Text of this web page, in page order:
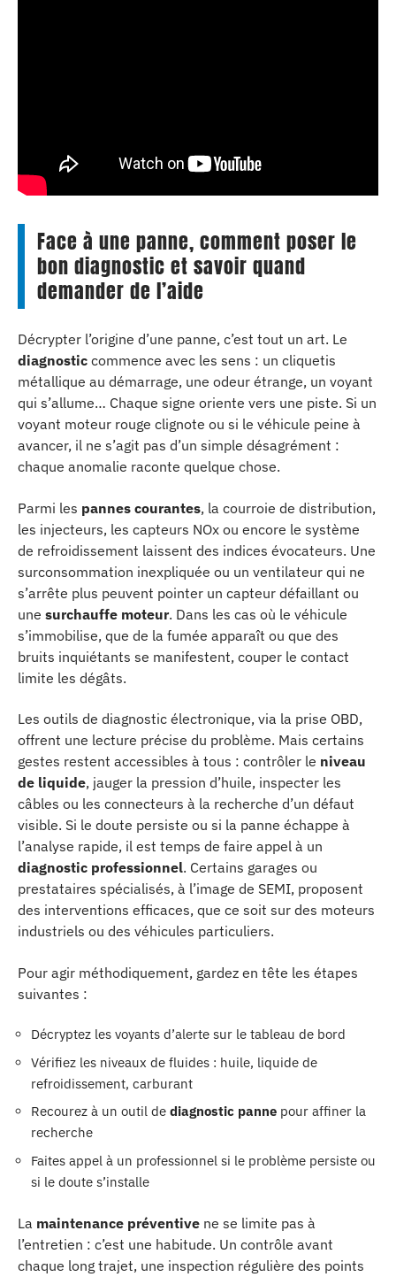
Face à une panne, comment poser le
bon diagnostic et savoir quand
demander de l’aide
Décrypter l’origine d’une panne, c’est tout un art. Le
diagnostic commence avec les sens : un cliquetis
métallique au démarrage, une odeur étrange, un voyant
qui s’allume… Chaque signe oriente vers une piste. Si un
voyant moteur rouge clignote ou si le véhicule peine à
avancer, il ne s’agit pas d’un simple désagrément :
chaque anomalie raconte quelque chose.
Parmi les pannes courantes, la courroie de distribution,
les injecteurs, les capteurs NOx ou encore le système
de refroidissement laissent des indices évocateurs. Une
surconsommation inexpliquée ou un ventilateur qui ne
s’arrête plus peuvent pointer un capteur défaillant ou
une surchauffe moteur. Dans les cas où le véhicule
s’immobilise, que de la fumée apparaît ou que des
bruits inquiétants se manifestent, couper le contact
limite les dégâts.
Les outils de diagnostic électronique, via la prise OBD,
offrent une lecture précise du problème. Mais certains
gestes restent accessibles à tous : contrôler le niveau
de liquide, jauger la pression d’huile, inspecter les
câbles ou les connecteurs à la recherche d’un défaut
visible. Si le doute persiste ou si la panne échappe à
l’analyse rapide, il est temps de faire appel à un
diagnostic professionnel. Certains garages ou
prestataires spécialisés, à l’image de SEMI, proposent
des interventions efficaces, que ce soit sur des moteurs
industriels ou des véhicules particuliers.
Pour agir méthodiquement, gardez en tête les étapes
suivantes :
Décryptez les voyants d’alerte sur le tableau de bord
Vérifiez les niveaux de fluides : huile, liquide de
refroidissement, carburant
Recourez à un outil de diagnostic panne pour affiner la
recherche
Faites appel à un professionnel si le problème persiste ou
si le doute s’installe
La maintenance préventive ne se limite pas à
l’entretien : c’est une habitude. Un contrôle avant
chaque long trajet, une inspection régulière des points